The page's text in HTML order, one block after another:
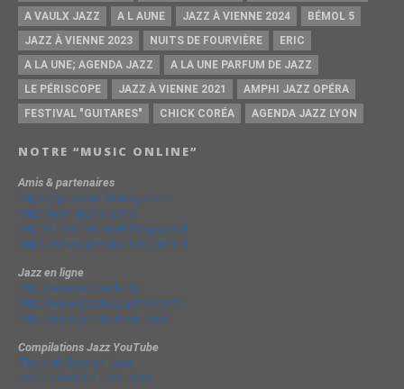
A VAULX JAZZ
A L AUNE JAZZ À VIENNE 2024
BÉMOL 5
JAZZ À VIENNE 2023
NUITS DE FOURVIÈRE
ERIC
A LA UNE; AGENDA JAZZ
A LA UNE PARFUM DE JAZZ
LE PÉRISCOPE
JAZZ À VIENNE 2021
AMPHI JAZZ OPÉRA
FESTIVAL "GUITARES"
CHICK CORÉA AGENDA JAZZ LYON
NOTRE “MUSIC ONLINE”
Amis & partenaires
https://groovesidestory.com/
http://lyon-music.com/
http://chrischarpenel.blogspot.fr
https://www.yvesdorison.net/q-r
Jazz en ligne
http://www.jazzradio.fr/
http://www.jazzmagazine.com/
http://www.jazzavienne.com/
Compilations Jazz YouTube
The Very Best of Jazz
JAZZ COMPILATION 2014